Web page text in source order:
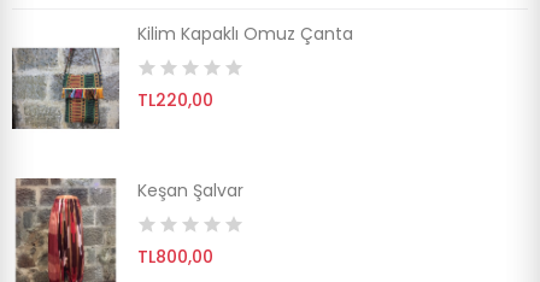
Kilim Kapaklı Omuz Çanta
TL220,00
Keşan Şalvar
TL800,00